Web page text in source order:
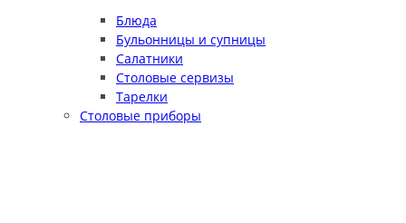
Блюда
Бульонницы и супницы
Салатники
Столовые сервизы
Тарелки
Столовые приборы